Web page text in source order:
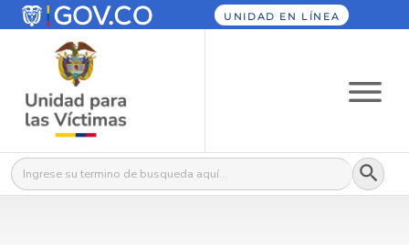
UNIDAD EN LÍNEA
Buscar: Botón